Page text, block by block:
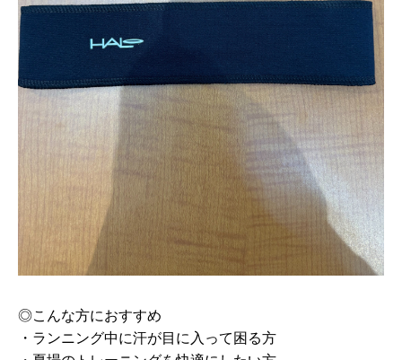
◎こんな方におすすめ
・ランニング中に汗が目に入って困る方